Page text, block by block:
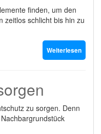
finden, um den
zeitlos schlicht bis hin zu
Weiterlesen
zu sorgen. Denn